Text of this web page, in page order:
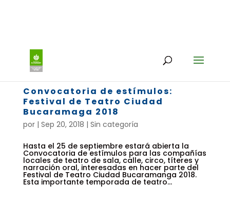
Convocatoria de estímulos:
Festival de Teatro Ciudad
Bucaramaga 2018
por | Sep 20, 2018 | Sin categoría
Hasta el 25 de septiembre estará abierta la
Convocatoria de estímulos para las compañías
locales de teatro de sala, calle, circo, títeres y
narración oral, interesadas en hacer parte del
Festival de Teatro Ciudad Bucaramanga 2018.
Esta importante temporada de teatro...